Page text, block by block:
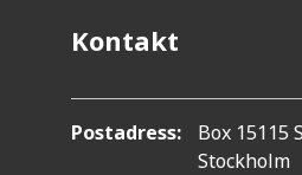
Kontakt
Postadress:
Box 15115
Stockholm